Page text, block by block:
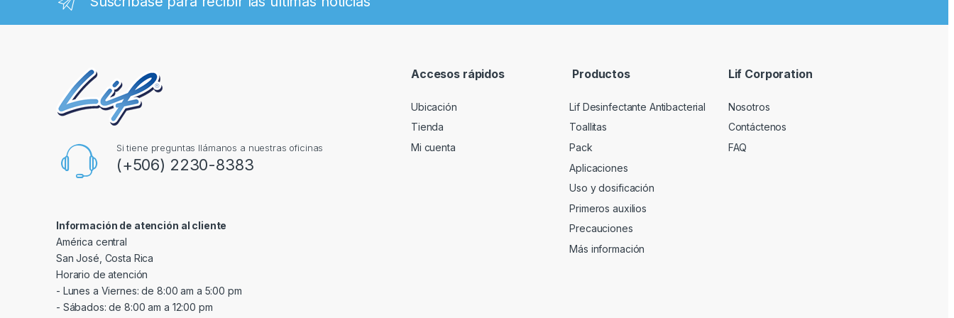
Si tiene preguntas llámanos a nuestras oficinas
(+506) 2230-8383
Información de atención al cliente
América central
San José, Costa Rica
Horario de atención
- Lunes a Viernes: de 8:00 am a 5:00 pm
- Sábados: de 8:00 am a 12:00 pm
Accesos rápidos
Ubicación
Tienda
Mi cuenta
Productos
Lif Desinfectante Antibacterial
Toallitas
Pack
Aplicaciones
Uso y dosificación
Primeros auxilios
Precauciones
Más información
Lif Corporation
Nosotros
Contáctenos
FAQ